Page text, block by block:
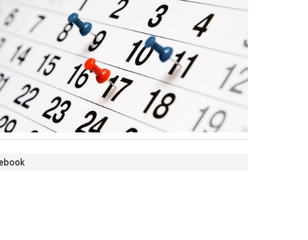
La formazione Uisp rallenta ma
prosegue anche in estate
Tiziano Pesce nel Cda di
Fondazione Terzjus: prima riunione
a Roma